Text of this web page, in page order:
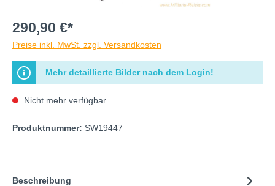
290,90 €*
Preise inkl. MwSt. zzgl. Versandkosten
Mehr detaillierte Bilder nach dem Login!
Nicht mehr verfügbar
Produktnummer: SW19447
Beschreibung